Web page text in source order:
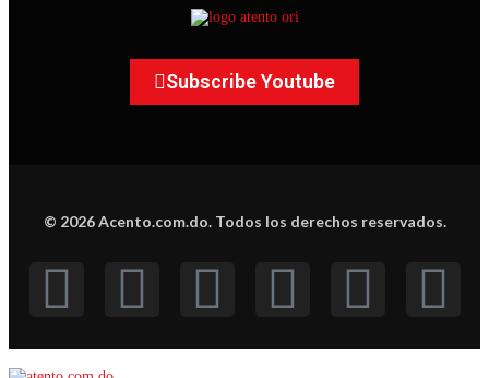
Subscribe Youtube
© 2026 Acento.com.do. Todos los derechos reservados.